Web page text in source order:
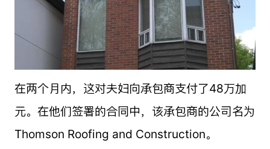
在两个月内，这对夫妇向承包商支付了48万加
元。在他们签署的合同中，该承包商的公司名为
Thomson Roofing and Construction。